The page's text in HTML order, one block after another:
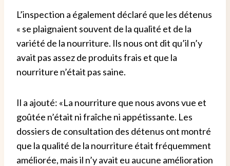
L’inspection a également déclaré que les détenus
« se plaignaient souvent de la qualité et de la
variété de la nourriture. Ils nous ont dit qu’il n’y
avait pas assez de produits frais et que la
nourriture n’était pas saine.
Il a ajouté: «La nourriture que nous avons vue et
goûtée n’était ni fraîche ni appétissante. Les
dossiers de consultation des détenus ont montré
que la qualité de la nourriture était fréquemment
améliorée, mais il n’y avait eu aucune amélioration